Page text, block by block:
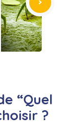
“Quel
?